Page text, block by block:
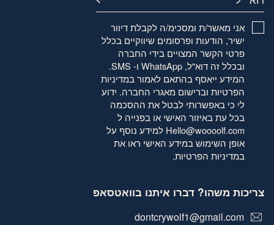
אני מאשר/ת ומסכימ/ה לקבלת דיוור
ישיר, הודעות ופרסומים שיווקיים בכלל
פרטי הקשר המצויים בידי החברה
ובכלל זה דוא"ל, WhatsApp ו- SMS.
המידע ייאסף בהתאם לאמורבמדיניות
הפרטיותוברישום מאגרי החברה. ידוע
לי כי באפשרותי לבטל את ההסכמה
בכל עת באיזור האישי או בפנייה ל
Hello@woooolf.com למידע נוסף על
אופן השימוש במידע האישי ראו את
במדיניות הפרטיות.
צריכות משהו? דברו איתנו בוואטסאפ
dontcrywolf1@gmail.com